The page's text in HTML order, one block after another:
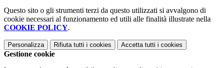
Questo sito o gli strumenti terzi da questo utilizzati si avvalgono di
cookie necessari al funzionamento ed utili alle finalità illustrate nella
COOKIE POLICY.
Personalizza Rifiuta tutti i cookies Accetta tutti i cookies
Gestione cookie